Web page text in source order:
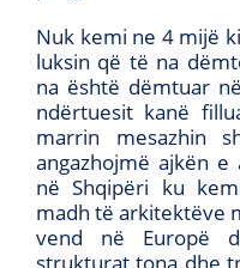
Nuk kemi ne 4 mijë
luksin që të na
na është dëmtuar
ndërtuesit kanë
marrin mesazhin
angazhojmë ajkën
në Shqipëri ku
madh të arkitektëve
vend në Europë
strukturat tona dhe